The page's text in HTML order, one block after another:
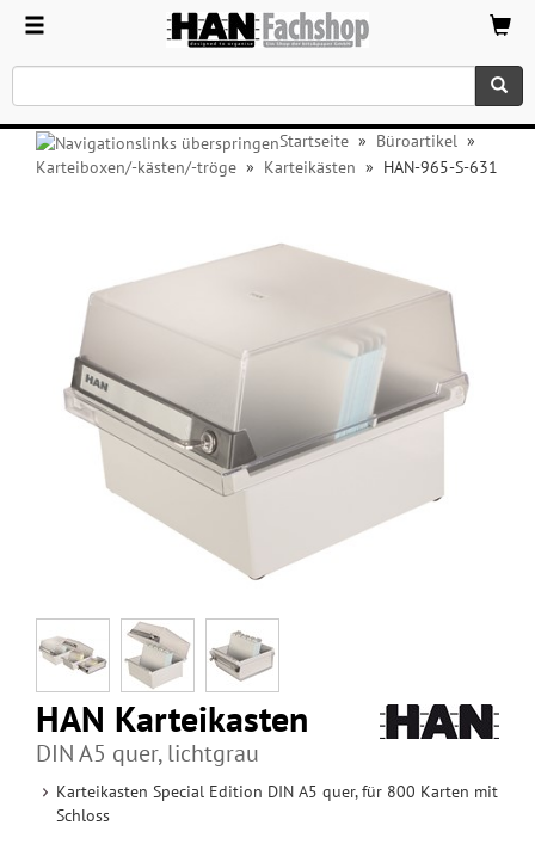
Startseite » Büroartikel »
Karteiboxen/-kästen/-tröge » Karteikästen » HAN-965-S-631
HAN Karteikasten
DIN A5 quer, lichtgrau
Karteikasten Special Edition DIN A5 quer, für 800 Karten mit
Schloss